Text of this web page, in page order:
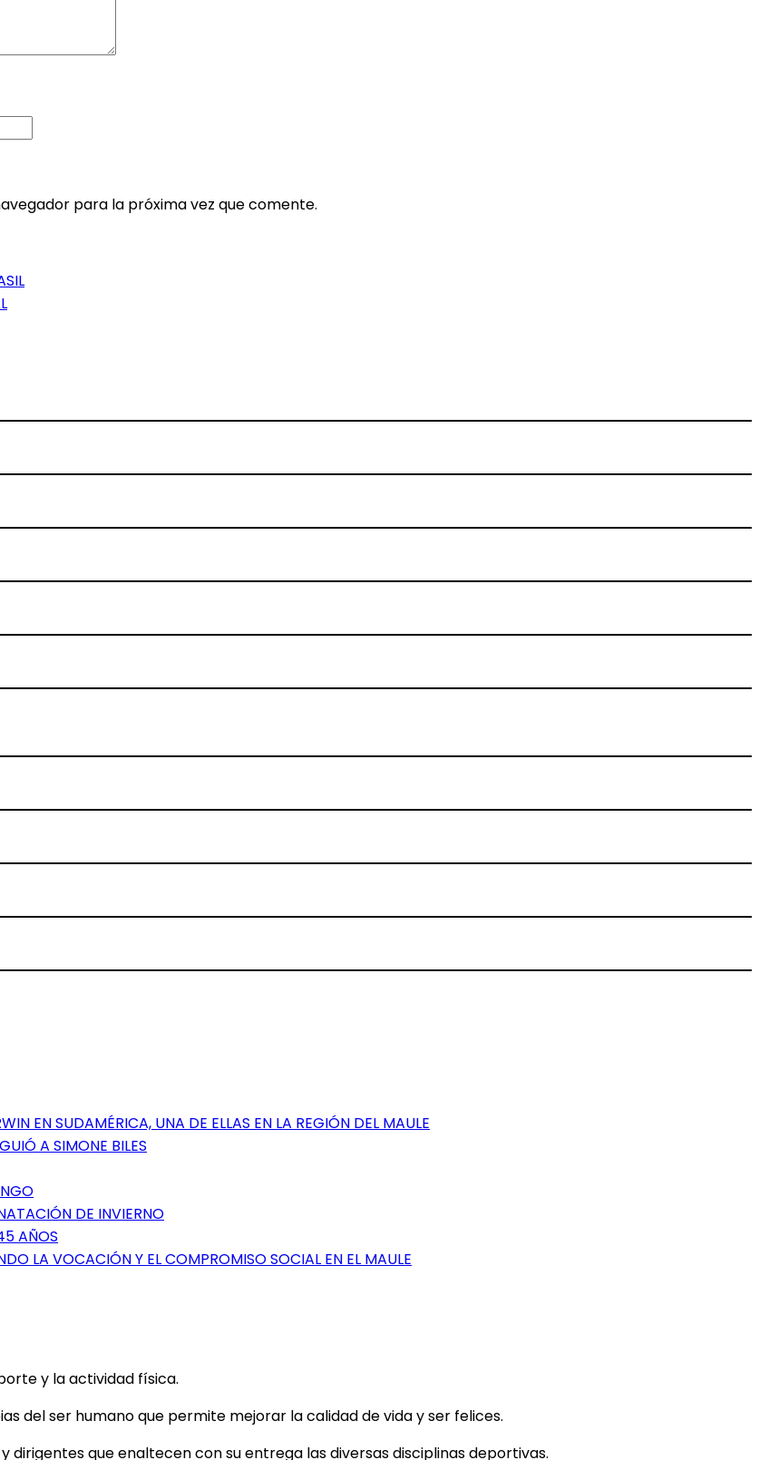
para la próxima vez que comente.
EN SUDAMÉRICA, UNA DE ELLAS EN LA REGIÓN DEL MAULE
A SIMONE BILES
DE INVIERNO
AÑOS
LA VOCACIÓN Y EL COMPROMISO SOCIAL EN EL MAULE
y la actividad física.
del ser humano que permite mejorar la calidad de vida y ser felices.
que enaltecen con su entrega las diversas disciplinas deportivas.